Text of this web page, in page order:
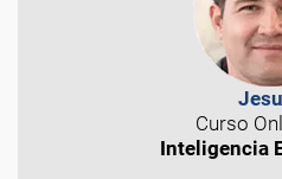
Curso
Inteligencia